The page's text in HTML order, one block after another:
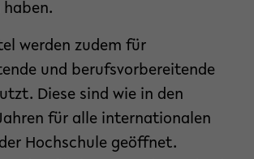
haben.
werden zudem für
und berufsvorbereitende
Diese sind wie in den
für alle internationalen
Hochschule geöffnet.